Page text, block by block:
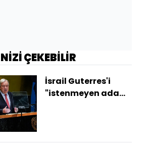
ÇEKEBİLİR
İsrail Guterres'i
"istenmeyen adam"